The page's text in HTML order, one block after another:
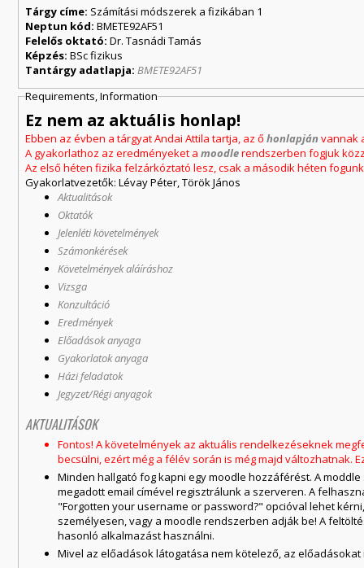
Tárgy címe: Számítási módszerek a fizikában 1
Neptun kód:BMETE92AF51
Felelős oktató:Dr. Tasnádi Tamás
Képzés:BSc fizikus
Tantárgy adatlapja:BMETE92AF51
Requirements, Information
Ez nem az aktuális honlap!
Ebben az évben a tárgyat Andai Attila tartja, az őhonlapján vannak
A gyakorlathoz az eredményeket amoodlerendszerben fogjuk
Az első héten fizika felzárkóztató lesz, csak a második héten
Gyakorlatvezetők: Lévay Péter, Török János
Aktualitások
Oktatók
Jelenléti követelmények
Számonkérések
Követelmények aláíráshoz
Vizsga
Konzultáció
Eredmények
Előadások anyaga
Gyakorlatok anyaga
Házi feladatok
Jegyzet/Régi anyagok
AKTUALITÁSOK
Fontos! A követelmények az aktuális rendelkezéseknek
becsülni, ezért még a félév során is még majd változhatnak.
Minden hallgató fog kapni egy moodle hozzáférést. A
megadott email címével regisztrálunk a szerveren. A
"Forgotten your username or password?" opcióval lehet
személyesen, vagy a moodle rendszerben adják be! A
hasonló alkalmazást használni.
Mivel az előadások látogatása nem kötelező, az